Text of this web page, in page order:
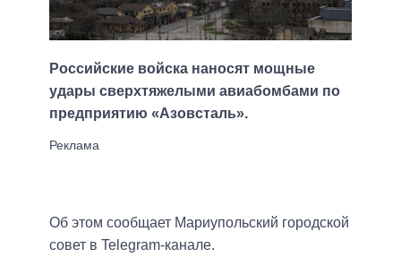
Российские войска наносят мощные
удары сверхтяжелыми авиабомбами по
предприятию «Азовсталь».
Об этом сообщает Мариупольский городской
совет в Telegram-канале.